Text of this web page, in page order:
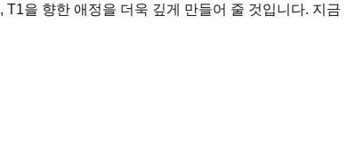
을 향한 애정을 더욱 깊게 만들어 줄 것입니다. 지금